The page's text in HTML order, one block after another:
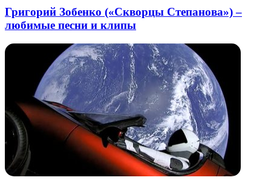
Григорий Зобенко («Скворцы Степанова») –
любимые песни и клипы